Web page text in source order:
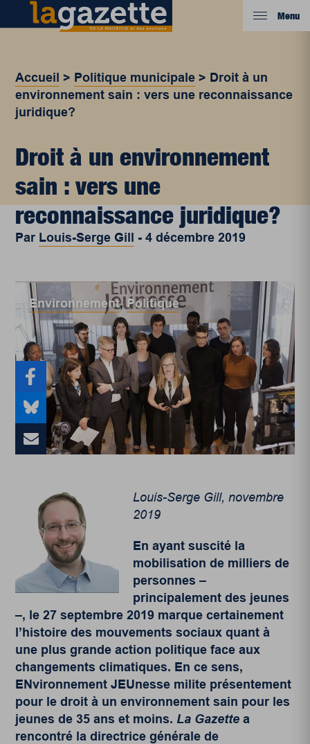
Menu
Accueil > Politique municipale > Droit à un
environnement sain : vers une reconnaissance
juridique?
Droit à un environnement
sain : vers une
reconnaissance juridique?
Par Louis-Serge Gill -4 décembre 2019
Environnement,Politique
Louis-Serge Gill, novembre
2019
En ayant suscité la
mobilisation de milliers de
personnes –
principalement des jeunes
–, le 27 septembre 2019 marque certainement
l’histoire des mouvements sociaux quant à
une plus grande action politique face aux
changements climatiques. En ce sens,
ENvironnement JEUnesse milite présentement
pour le droit à un environnement sain pour les
jeunes de 35 ans et moins. La Gazette a
rencontré la directrice générale de